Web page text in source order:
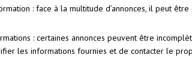
: face à la multitude d’annonces, il peut
: certaines annonces peuvent être
les informations fournies et de contacter le